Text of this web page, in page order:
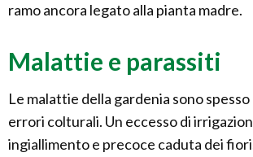
ramo ancora legato alla pianta madre.
Malattie e parassiti
Le malattie della gardenia sono
errori colturali. Un eccesso di
ingiallimento e precoce caduta dei